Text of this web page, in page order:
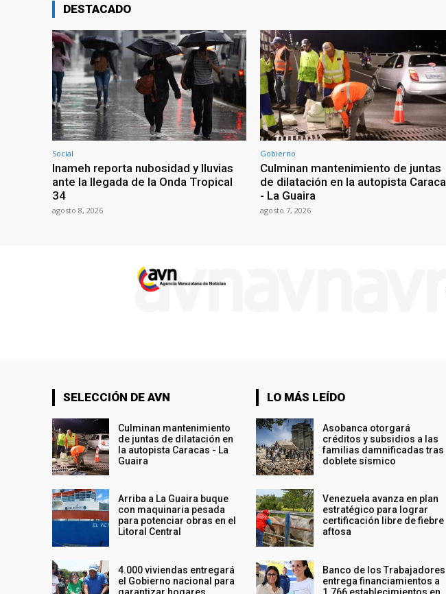
DESTACADO
Social
Inameh reporta nubosidad y lluvias
ante la llegada de la Onda Tropical
34
agosto 8, 2026
Gobierno
Culminan mantenimiento de juntas
de dilatación en la autopista
- La Guaira
agosto 7, 2026
SELECCIÓN DE AVN
Culminan mantenimiento
de juntas de dilatación en
la autopista Caracas - La
Guaira
Arriba a La Guaira buque
con maquinaria pesada
para potenciar obras en el
Litoral Central
4.000 viviendas entregará
el Gobierno nacional para
garantizar hogares
LO MÁS LEÍDO
Asobanca otorgará
créditos y subsidios a las
familias damnificadas tras
doblete sísmico
Venezuela avanza en plan
estratégico para lograr
certificación libre de fiebre
aftosa
Banco de los Trabajadores
entrega financiamientos a
1.766 establecimientos en